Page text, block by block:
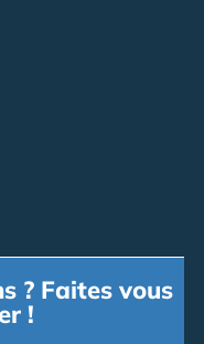
? Faites vous
!